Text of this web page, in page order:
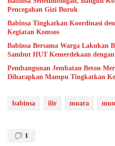
Pencegahan Gizi Buruk
Babinsa Tingkatkan Koordinasi
Kegiatan Komsos
Babinsa Bersama Warga Lakukan
Sambut HUT Kemerdekaan
Pembangunan Jembatan Beton
Diharapkan Mampu Tingkatkan
babinsa ilir muara
1